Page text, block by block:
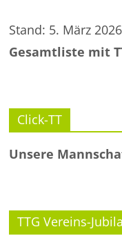
Stand: 5. März 2026
Gesamtliste mit
Click-TT
Unsere
TTG Vereins-